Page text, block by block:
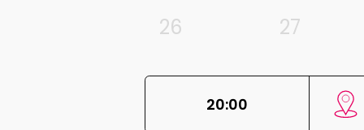
26
27
20:00